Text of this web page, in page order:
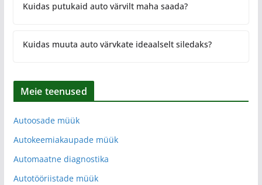
Kuidas putukaid auto värvilt maha saada?
Kuidas muuta auto värvkate ideaalselt siledaks?
Meie teenused
Autoosade müük
Autokeemiakaupade müük
Automaatne diagnostika
Autotööriistade müük